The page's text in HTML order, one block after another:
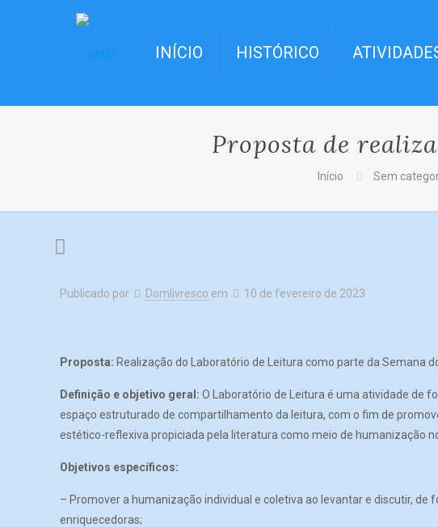
INÍCIO HISTÓRICO
Proposta de
Início Sem
Publicado por Domlivresco em 10 de fevereiro de 2023
Proposta: Realização do Laboratório de Leitura como parte da Semana
Definição e objetivo geral: O Laboratório de Leitura é uma atividade de
espaço estruturado de compartilhamento da leitura, com o fim de
estético-reflexiva propiciada pela literatura como meio de humanização
Objetivos específicos:
– Promover a humanização individual e coletiva ao levantar e discutir,
enriquecedoras;